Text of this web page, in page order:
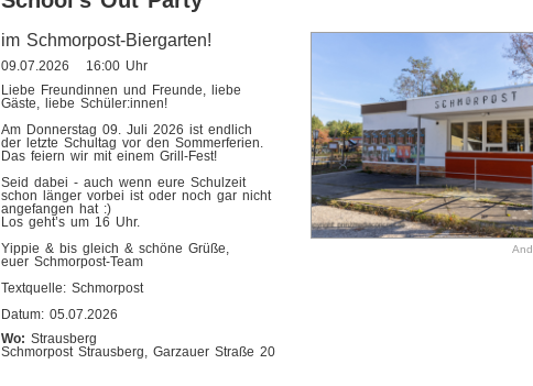
im Schmorpost-Biergarten!
09.07.2026 16:00 Uhr
Liebe Freundinnen und Freunde, liebe
Gäste, liebe Schüler:innen!
Am Donnerstag 09. Juli 2026 ist endlich
der letzte Schultag vor den Sommerferien.
Das feiern wir mit einem Grill-Fest!
Seid dabei - auch wenn eure Schulzeit
schon länger vorbei ist oder noch gar nicht
angefangen hat :)
Los geht’s um 16 Uhr.
Yippie & bis gleich & schöne Grüße,
euer Schmorpost-Team
Textquelle: Schmorpost
Datum: 05.07.2026
Wo: Strausberg
Schmorpost Strausberg, Garzauer Straße 20